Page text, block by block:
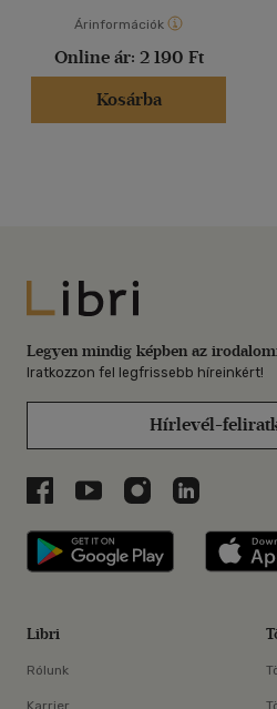
Árinformációk
Online ár: 2 190 Ft
Kosárba
Libri
Legyen mindig képben az
Iratkozzon fel legfrissebb híreinkért!
Hírlevél-
Libri a Facebookon
Libri a Youtube-on
Libri azLibri a
Libri
Libri
Rólunk
Karrier